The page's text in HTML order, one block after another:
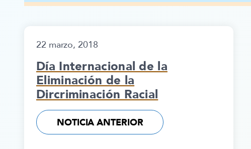
22 marzo, 2018
Día Internacional de la
Eliminación de la
Dircriminación Racial
NOTICIA ANTERIOR